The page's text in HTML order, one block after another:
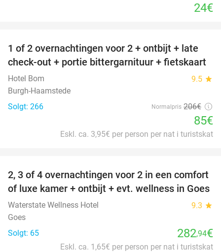
24€
59%
1 of 2 overnachtingen voor 2 + ontbijt + late
check-out + portie bittergarnituur + fietskaart
Hotel Bom 9.5 star
Burgh-Haamstede
Solgt: 266
Normalpris 206€
85€
Eskl. ca. 3,95€ per person per nat i turistskat
2, 3 of 4 overnachtingen voor 2 in een comfort
of luxe kamer + ontbijt + evt. wellness in Goes
Waterstate Wellness Hotel 9.3 star
Goes
Solgt: 65
282,94€
Eskl. ca. 1,65€ per person per nat i turistskat